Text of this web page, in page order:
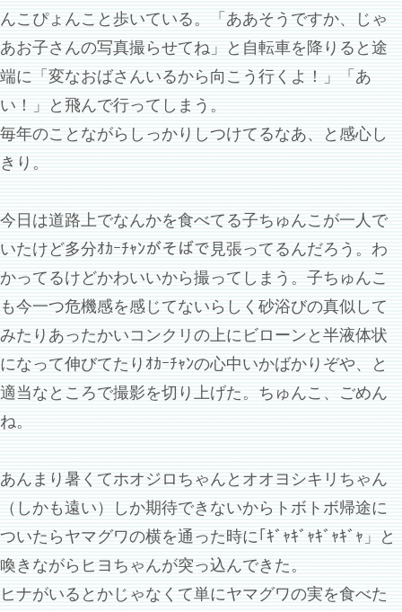
んこぴょんこと歩いている。「ああそうですか、じゃ
あお子さんの写真撮らせてね」と自転車を降りると途
端に「変なおばさんいるから向こう行くよ！」「あ
い！」と飛んで行ってしまう。
毎年のことながらしっかりしつけてるなあ、と感心し
きり。
今日は道路上でなんかを食べてる子ちゅんこが一人で
いたけど多分ｵｶｰﾁｬﾝがそばで見張ってるんだろう。わ
かってるけどかわいいから撮ってしまう。子ちゅんこ
も今一つ危機感を感じてないらしく砂浴びの真似して
みたりあったかいコンクリの上にビローンと半液体状
になって伸びてたりｵｶｰﾁｬﾝの心中いかばかりぞや、と
適当なところで撮影を切り上げた。ちゅんこ、ごめん
ね。
あんまり暑くてホオジロちゃんとオオヨシキリちゃん
（しかも遠い）しか期待できないからトボトボ帰途に
ついたらヤマグワの横を通った時に｢ｷﾞｬｷﾞｬｷﾞｬｷﾞｬ」と
喚きながらヒヨちゃんが突っ込んできた。
ヒナがいるとかじゃなくて単にヤマグワの実を食べた